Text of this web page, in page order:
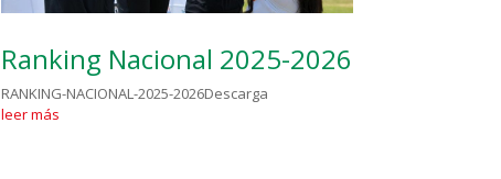
Ranking Nacional 2025-2026
RANKING-NACIONAL-2025-2026Descarga
leer más